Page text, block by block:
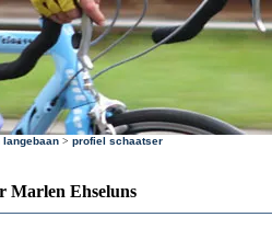
> profiel schaatser
Marlen Ehseluns